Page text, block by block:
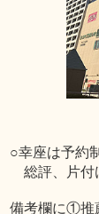
○幸座は予約
総評、片付
備考欄に①推